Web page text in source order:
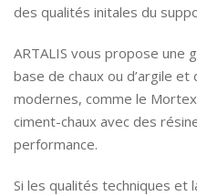
des qualités initales du
ARTALIS vous propose une
base de chaux ou d’argile
modernes, comme le
ciment-chaux avec des
performance.
Si les qualités techniques et